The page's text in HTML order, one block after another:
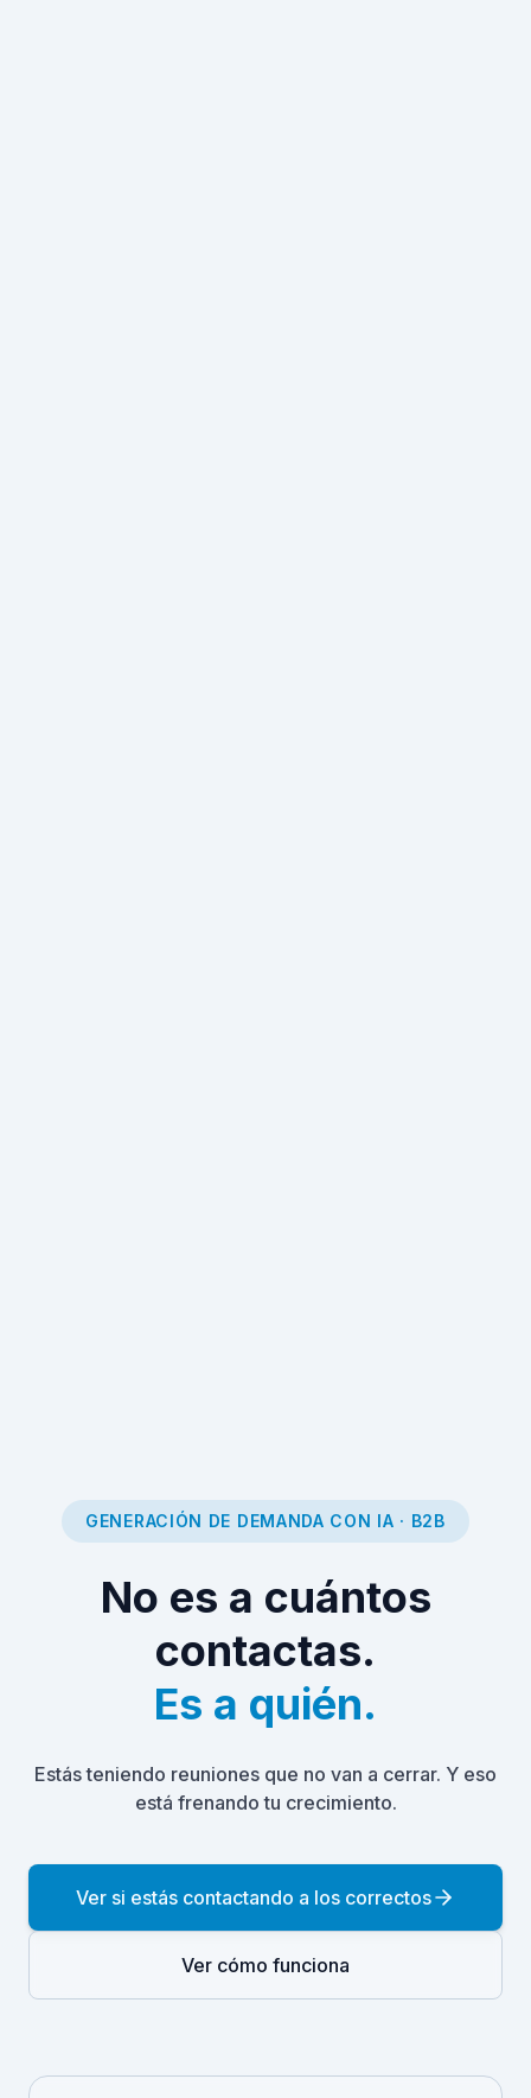
GENERACIÓN DE DEMANDA CON IA · B2B
No es a cuántos
contactas.
Es a quién.
Estás teniendo reuniones que no van a cerrar. Y eso
está frenando tu crecimiento.
Ver si estás contactando a los correctos
Ver cómo funciona